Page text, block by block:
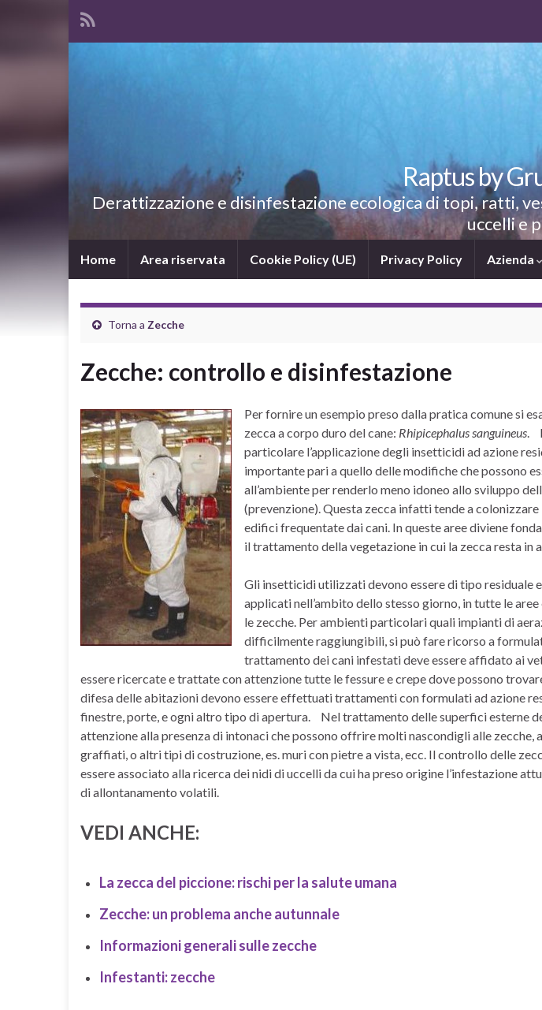
Raptus by
Derattizzazione e disinfestazione ecologica di topi, ratti,
uccelli e
Home Area riservata Cookie Policy (UE) Privacy Policy Azienda
Torna a Zecche
Zecche: controllo e disinfestazione
Per fornire un esempio preso dalla pratica comune si
zecca a corpo duro del cane: Rhipicephalus sanguineus.
particolare l’applicazione degli insetticidi ad azione
importante pari a quello delle modifiche che possono
all’ambiente per renderlo meno idoneo allo sviluppo
(prevenzione). Questa zecca infatti tende a
edifici frequentate dai cani. In queste aree diviene
il trattamento della vegetazione in cui la zecca resta in
Gli insetticidi utilizzati devono essere di tipo residuale
applicati nell’ambito dello stesso giorno, in tutte le aree
le zecche. Per ambienti particolari quali impianti di
difficilmente raggiungibili, si può fare ricorso a
trattamento dei cani infestati deve essere affidato ai
essere ricercate e trattate con attenzione tutte le fessure e crepe dove possono
difesa delle abitazioni devono essere effettuati trattamenti con formulati ad azione
finestre, porte, e ogni altro tipo di apertura. Nel trattamento delle superfici esterne
attenzione alla presenza di intonaci che possono offrire molti nascondigli alle zecche,
graffiati, o altri tipi di costruzione, es. muri con pietre a vista, ecc. Il controllo delle
essere associato alla ricerca dei nidi di uccelli da cui ha preso origine l’infestazione
di allontanamento volatili.
VEDI ANCHE:
La zecca del piccione: rischi per la salute umana
Zecche: un problema anche autunnale
Informazioni generali sulle zecche
Infestanti: zecche